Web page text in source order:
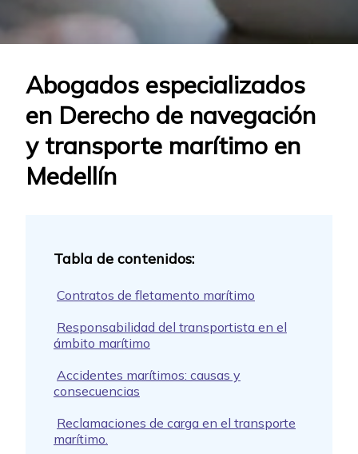
Abogados especializados
en Derecho de navegación
y transporte marítimo en
Medellín
Contratos de fletamento marítimo
Responsabilidad del transportista en el
ámbito marítimo
Accidentes marítimos: causas y
consecuencias
Reclamaciones de carga en el transporte
marítimo.